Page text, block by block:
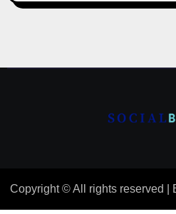
Copyright © All rights reserved